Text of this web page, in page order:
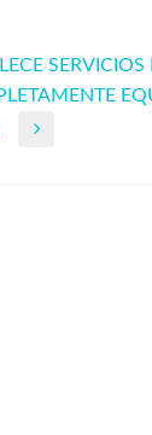
SERVICIOS